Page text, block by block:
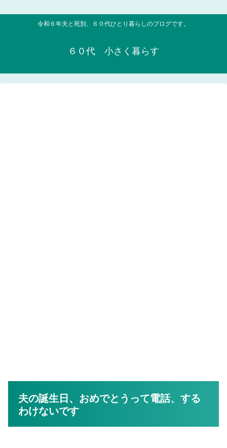
令和６年夫と死別、６０代ひとり暮らしのブログです。
６０代 小さく暮らす
夫の誕生日、おめでとうって電話、する
わけないです